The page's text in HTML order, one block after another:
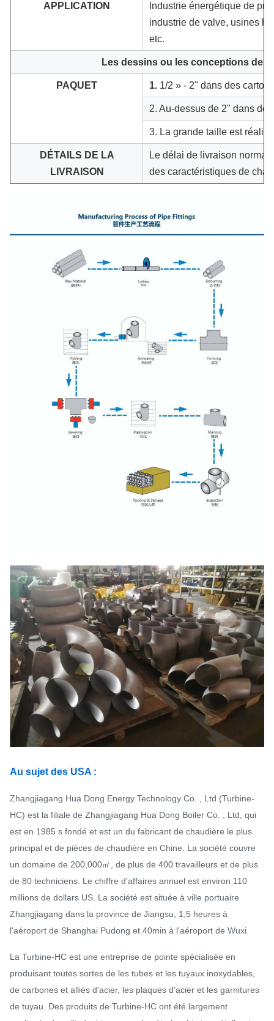
APPLICATION
Industrie énergétique de
industrie de valve, usines
etc.
Les dessins ou les conceptions des
PAQUET 1. 1/2 » - 2" dans des
2. Au-dessus de 2" dans
3. La grande taille est
DÉTAILS DE LA
LIVRAISON
Le délai de livraison normal
des caractéristiques de
Au sujet des USA :
Zhangjiagang Hua Dong Energy Technology Co. , Ltd (Turbine-
HC) est la filiale de Zhangjiagang Hua Dong Boiler Co. , Ltd, qui
est en 1985 s fondé et est un du fabricant de chaudière le plus
principal et de pièces de chaudière en Chine. La société couvre
un domaine de 200,000㎡, de plus de 400 travailleurs et de plus
de 80 techniciens. Le chiffre d'affaires annuel est environ 110
millions de dollars US. La société est située à ville portuaire
Zhangjiagang dans la province de Jiangsu, 1,5 heures à
l'aéroport de Shanghai Pudong et 40min à l'aéroport de Wuxi.
La Turbine-HC est une entreprise de pointe spécialisée en
produisant toutes sortes de les tubes et les tuyaux inoxydables,
de carbones et alliés d'acier, les plaques d'acier et les garnitures
de tuyau. Des produits de Turbine-HC ont été largement